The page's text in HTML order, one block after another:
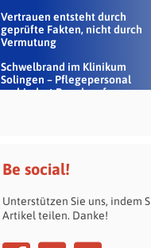
Vertrauen entsteht durch
geprüfte Fakten, nicht durch
Vermutung
Schwelbrand im Klinikum
Solingen – Pflegepersonal
verhindert Rauch auf...
Be social!
Unterstützen Sie uns, indem
Artikel teilen. Danke!